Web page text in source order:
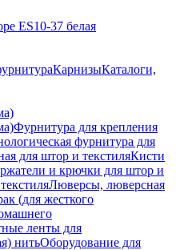
ES10-37 белая
КарнизыКаталоги,
Фурнитура для крепления
фурнитура для
для штор и текстиляКисти
и крючки для штор и
Люверсы, люверсная
(для жесткого
ленты для
нитьОборудование для